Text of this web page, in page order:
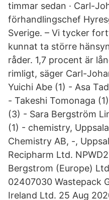
timmar sedan · Carl-
förhandlingschef
Sverige. – Vi tycker
kunnat ta större
råder. 1,7 procent är
rimligt, säger Carl-
Yuichi Abe (1) - Asa
- Takeshi Tomonaga
(3) - Sara Bergström
(1) - chemistry,
Chemistry AB, -,
Recipharm Ltd.
Bergstrom (Europe)
02407030 Wastepack
Ireland Ltd. 25 Aug